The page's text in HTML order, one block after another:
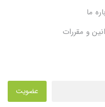
ما
و مقررات
عضویت